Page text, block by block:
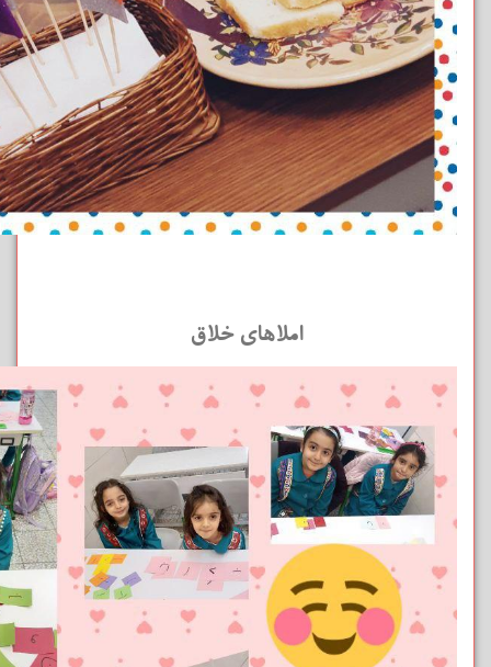
املاهای خلاق